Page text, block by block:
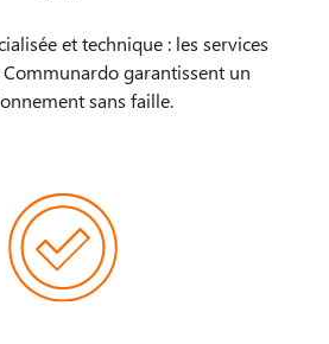
et technique : les services
garantissent un
sans faille​.